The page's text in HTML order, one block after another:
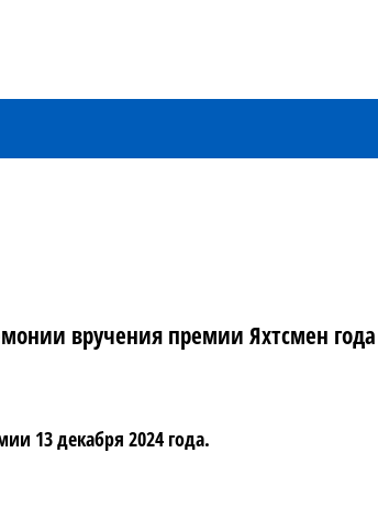
вручения премии Яхтсмен года
13 декабря 2024 года.